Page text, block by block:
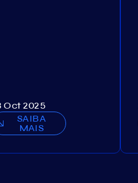
Oct 2025
SAIBA
MAIS